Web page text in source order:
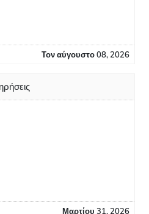
Τον αύγουστο 08, 2026
Μαρτίου 31, 2026